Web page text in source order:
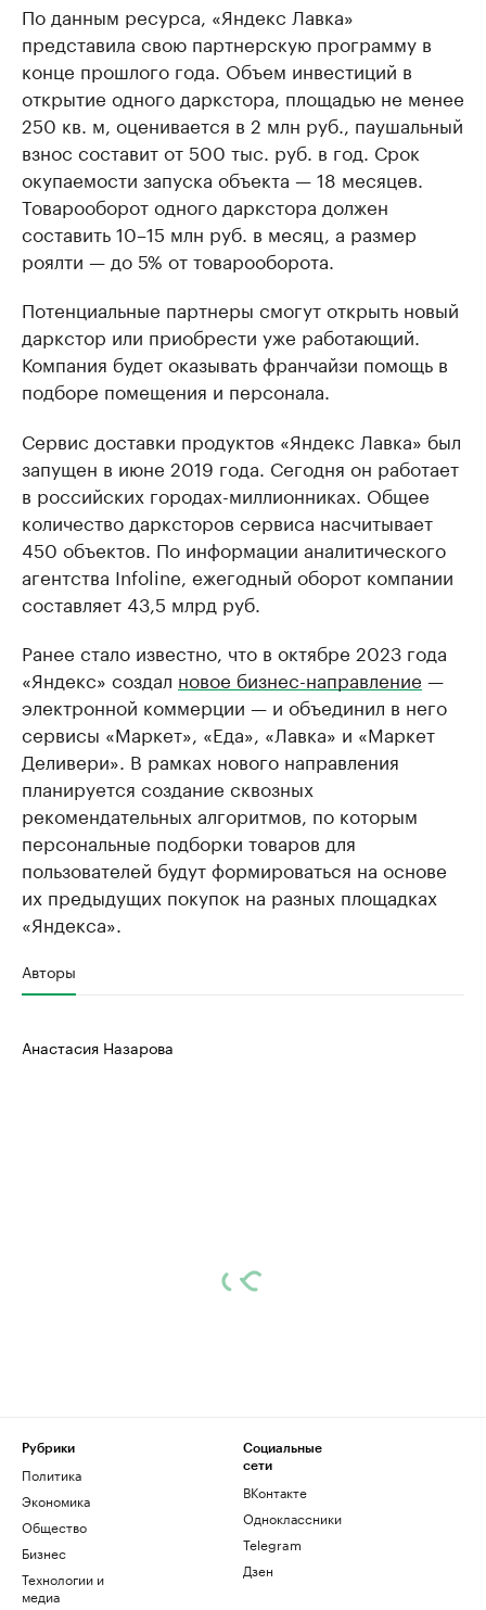
По данным ресурса, «Яндекс Лавка»
представила свою партнерскую программу в
конце прошлого года. Объем инвестиций в
открытие одного даркстора, площадью не менее
250 кв. м, оценивается в 2 млн руб., паушальный
взнос составит от 500 тыс. руб. в год. Срок
окупаемости запуска объекта — 18 месяцев.
Товарооборот одного даркстора должен
составить 10–15 млн руб. в месяц, а размер
роялти — до 5% от товарооборота.
Потенциальные партнеры смогут открыть новый
даркстор или приобрести уже работающий.
Компания будет оказывать франчайзи помощь в
подборе помещения и персонала.
Сервис доставки продуктов «Яндекс Лавка» был
запущен в июне 2019 года. Сегодня он работает
в российских городах-миллионниках. Общее
количество дарксторов сервиса насчитывает
450 объектов. По информации аналитического
агентства Infoline, ежегодный оборот компании
составляет 43,5 млрд руб.
Ранее стало известно, что в октябре 2023 года
«Яндекс» создал новое бизнес-направление —
электронной коммерции — и объединил в него
сервисы «Маркет», «Еда», «Лавка» и «Маркет
Деливери». В рамках нового направления
планируется создание сквозных
рекомендательных алгоритмов, по которым
персональные подборки товаров для
пользователей будут формироваться на основе
их предыдущих покупок на разных площадках
«Яндекса».
Авторы
Анастасия Назарова
Рубрики
Политика
Экономика
Общество
Бизнес
Технологии и
медиа
Социальные
сети
ВКонтакте
Одноклассники
Telegram
Дзен